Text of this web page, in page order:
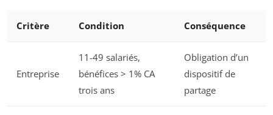
Critère Condition Conséquence
Entreprise
11-49 salariés,
bénéfices > 1% CA
trois ans
Obligation d’un
dispositif de
partage